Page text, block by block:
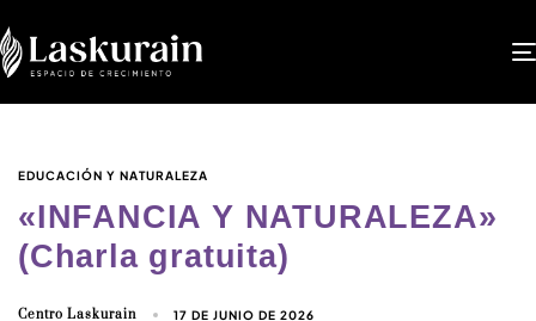
EDUCACIÓN Y NATURALEZA
«INFANCIA Y NATURALEZA»
(Charla gratuita)
Centro Laskurain 17 DE JUNIO DE 2026